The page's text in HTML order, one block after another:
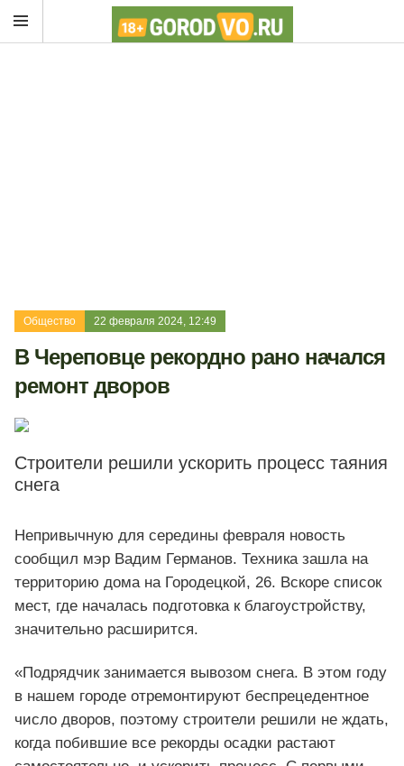
Общество 22 февраля 2024, 12:49
В Череповце рекордно рано начался
ремонт дворов
Строители решили ускорить процесс таяния
снега
Непривычную для середины февраля новость
сообщил мэр Вадим Германов. Техника зашла на
территорию дома на Городецкой, 26. Вскоре список
мест, где началась подготовка к благоустройству,
значительно расширится.
«Подрядчик занимается вывозом снега. В этом году
в нашем городе отремонтируют беспрецедентное
число дворов, поэтому строители решили не ждать,
когда побившие все рекорды осадки растают